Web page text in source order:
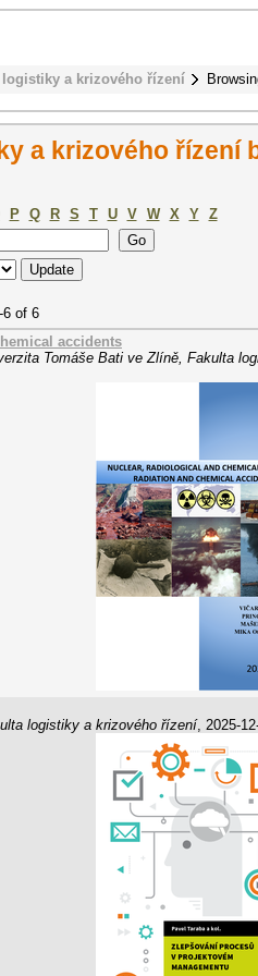
logistiky a krizového řízení
a krizového řízení
P Q R S T U V W X Y
Z
6 of 6
accidents
Tomáše Bati ve Zlíně, Fakulta
logistiky a krizového řízení, 2025-